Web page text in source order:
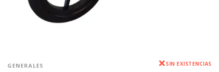
GENERALES SIN EXISTENCIAS